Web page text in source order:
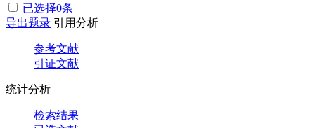
已选择0条
导出题录 引用分析
参考文献
引证文献
统计分析
检索结果